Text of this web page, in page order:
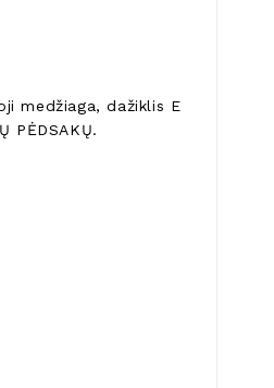
medžiaga, dažiklis E
PĖDSAKŲ.